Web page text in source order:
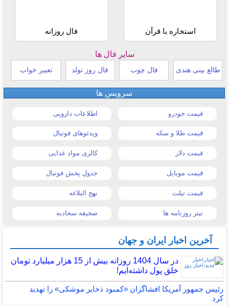
استخاره با قرآن فال روزانه
سایر فال ها
طالع بینی هندی فال چوب فال روز تولد تعبیر خواب
سرویس ها
قیمت خودرو اطلاعات دارویی
قیمت طلا و سکه ویدئوهای فوتبال
قیمت دلار کالری مواد غذایی
قیمت موبایل جدول پخش فوتبال
قیمت تبلت نهج البلاغه
تیتر روزنامه ها صحیفه سجادیه
آخرین اخبار ایران و جهان
در سال 1404 روزانه بیش از 15 هزار میلیارد تومان
خلق پول داشته‌ایم!
رئیس جمهور آمریکا افشاگران «کمبود ذخایر موشکی» را تهدید
کرد